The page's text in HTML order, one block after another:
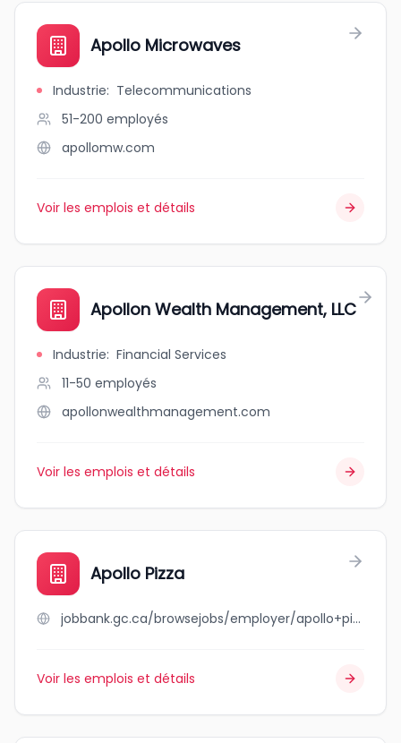
Apollo Microwaves
Industrie: Telecommunications
51-200 employés
apollomw.com
Voir les emplois et détails
Apollon Wealth Management, LLC
Industrie: Financial Services
11-50 employés
apollonwealthmanagement.com
Voir les emplois et détails
Apollo Pizza
jobbank.gc.ca/browsejobs/employer/apollo+pizza/ca
Voir les emplois et détails